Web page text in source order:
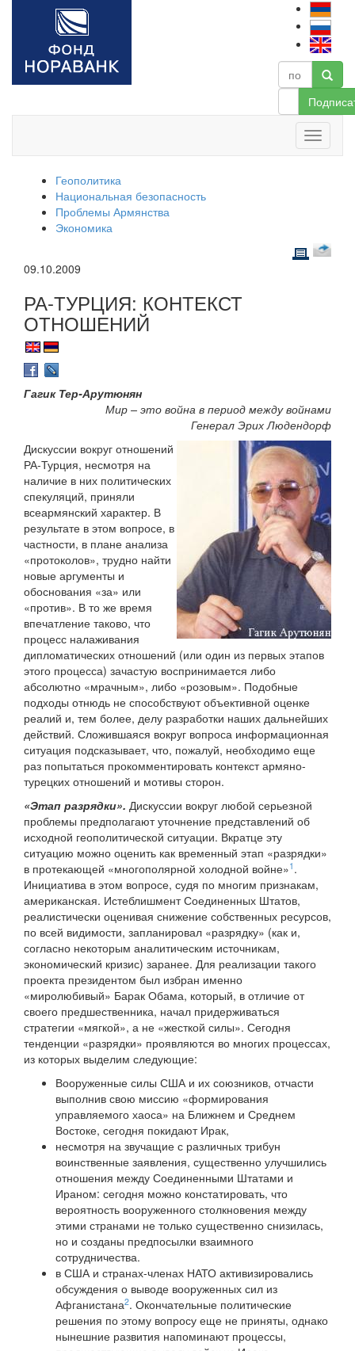
Геополитика
Национальная безопасность
Проблемы Армянства
Экономика
09.10.2009
РА-ТУРЦИЯ: КОНТЕКСТ
ОТНОШЕНИЙ
Гагик Тер-Арутюнян
Мир – это война в период между войнами
Генерал Эрих Людендорф
Дискуссии вокруг отношений
РА-Турция, несмотря на
наличие в них политических
спекуляций, приняли
всеармянский характер. В
результате в этом вопросе, в
частности, в плане анализа
«протоколов», трудно найти
новые аргументы и
обоснования «за» или
«против». В то же время
впечатление таково, что
процесс налаживания
дипломатических отношений (или один из первых этапов
этого процесса) зачастую воспринимается либо
абсолютно «мрачным», либо «розовым». Подобные
подходы отнюдь не способствуют объективной оценке
реалий и, тем более, делу разработки наших дальнейших
действий. Сложившаяся вокруг вопроса информационная
ситуация подсказывает, что, пожалуй, необходимо еще
раз попытаться прокомментировать контекст армяно-
турецких отношений и мотивы сторон.
«Этап разрядки». Дискуссии вокруг любой серьезной
проблемы предполагают уточнение представлений об
исходной геополитической ситуации. Вкратце эту
ситуацию можно оценить как временный этап «разрядки»
в протекающей «многополярной холодной войне»1 .
Инициатива в этом вопросе, судя по многим признакам,
американская. Истеблишмент Соединенных Штатов,
реалистически оценивая снижение собственных ресурсов,
по всей видимости, запланировал «разрядку» (как и,
согласно некоторым аналитическим источникам,
экономический кризис) заранее. Для реализации такого
проекта президентом был избран именно
«миролюбивый» Барак Обама, который, в отличие от
своего предшественника, начал придерживаться
стратегии «мягкой», а не «жесткой силы». Сегодня
тенденции «разрядки» проявляются во многих процессах,
из которых выделим следующие:
Вооруженные силы США и их союзников, отчасти
выполнив свою миссию «формирования
управляемого хаоса» на Ближнем и Среднем
Востоке, сегодня покидают Ирак,
несмотря на звучащие с различных трибун
воинственные заявления, существенно улучшились
отношения между Соединенными Штатами и
Ираном: сегодня можно констатировать, что
вероятность вооруженного столкновения между
этими странами не только существенно снизилась,
но и созданы предпосылки взаимного
сотрудничества.
в США и странах-членах НАТО активизировались
обсуждения о выводе вооруженных сил из
Афганистана2. Окончательные политические
решения по этому вопросу еще не приняты, однако
нынешние развития напоминают процессы,